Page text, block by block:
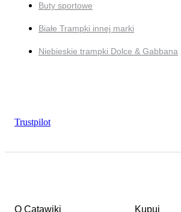
Buty sportowe
Białe Trampki innej marki
Niebieskie trampki Dolce & Gabbana
Trustpilot
O Catawiki Kupuj